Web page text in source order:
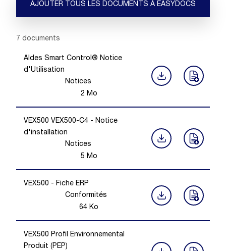
AJOUTER TOUS LES DOCUMENTS À EASYDOCS
Showing 1 -7
7 documents
Aldes Smart Control® Notice
d'Utilisation
Notices
2 Mo
VEX500 VEX500-C4 - Notice
d'installation
Notices
5 Mo
VEX500 - Fiche ERP
Conformités
64 Ko
VEX500 Profil Environnemental
Produit (PEP)